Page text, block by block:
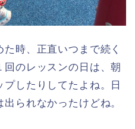
時、正直いつまで続く
のレッスンの日は、朝
したりしてたよね。日
られなかったけどね。